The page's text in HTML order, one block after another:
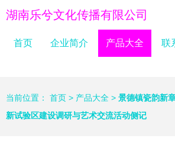
湖南乐兮文化传播有限公司
首页 企业简介 产品大全 联
当前位置： 首页 > 产品大全 > 景德镇瓷韵新
新试验区建设调研与艺术交流活动侧记